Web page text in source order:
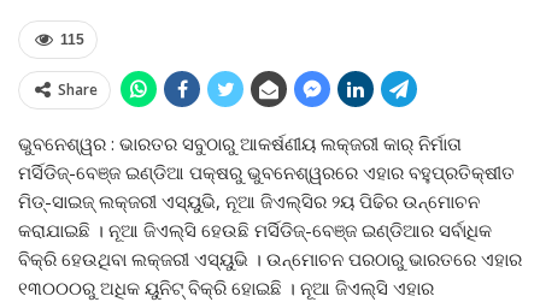
115
Share
ଭୁବନେଶ୍ୱର : ଭାରତର ସବୁଠାରୁ ଆକର୍ଷଣୀୟ ଲକ୍‌ଜରୀ କାର୍ ନିର୍ମାତା
ମର୍ସିଡିଜ୍‌-ବେଞ୍ଜ ଇଣ୍ଡିଆ ପକ୍ଷରୁ ଭୁବନେଶ୍ୱରରେ ଏହାର ବହୁପ୍ରତିକ୍ଷୀତ
ମିଡ୍‌-ସାଇଜ୍ ଲକ୍‌ଜରୀ ଏସ୍‌ୟୁଭି, ନୂଆ ଜିଏଲ୍‌ସିର ୨ୟ ପିଢିର ଉନ୍ମୋଚନ
କରାଯାଇଛି । ନୂଆ ଜିଏଲ୍‌ସି ହେଉଛି ମର୍ସିଡିଜ୍‌-ବେଞ୍ଜ ଇଣ୍ଡିଆର ସର୍ବାଧିକ
ବିକ୍ରି ହେଉଥିବା ଲକ୍‌ଜରୀ ଏସ୍‌ୟୁଭି । ଉନ୍ମୋଚନ ପରଠାରୁ ଭାରତରେ ଏହାର
୧୩୦୦୦ରୁ ଅଧିକ ୟୁନିଟ୍ ବିକ୍ରି ହୋଇଛି । ନୂଆ ଜିଏଲ୍‌ସି ଏହାର